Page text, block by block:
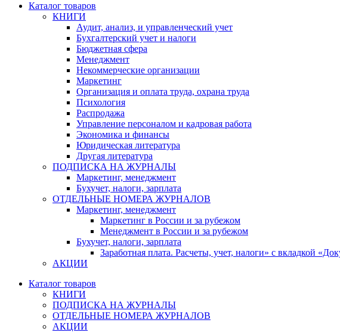
Каталог товаров
КНИГИ
Аудит, анализ, и управленческий учет
Бухгалтерский учет и налоги
Бюджетная сфера
Менеджмент
Некоммерческие организации
Маркетинг
Организация и оплата труда, охрана труда
Психология
Распродажа
Управление персоналом и кадровая работа
Экономика и финансы
Юридическая литература
Другая литература
ПОДПИСКА НА ЖУРНАЛЫ
Маркетинг, менеджмент
Бухучет, налоги, зарплата
ОТДЕЛЬНЫЕ НОМЕРА ЖУРНАЛОВ
Маркетинг, менеджмент
Маркетинг в России и за рубежом
Менеджмент в России и за рубежом
Бухучет, налоги, зарплата
Заработная плата. Расчеты, учет, налоги» с вкладкой
АКЦИИ
Каталог товаров
КНИГИ
ПОДПИСКА НА ЖУРНАЛЫ
ОТДЕЛЬНЫЕ НОМЕРА ЖУРНАЛОВ
АКЦИИ